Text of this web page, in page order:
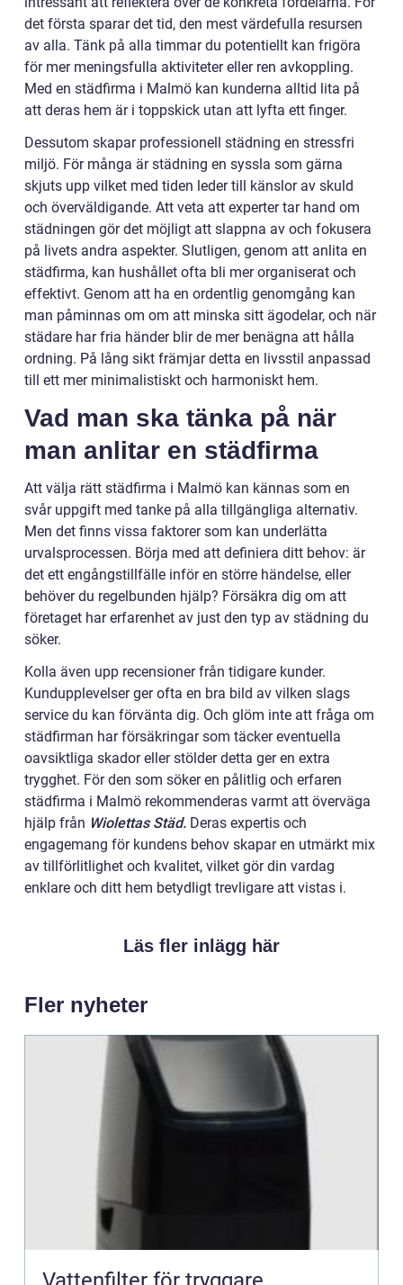
det första sparar det tid, den mest värdefulla resursen
av alla. Tänk på alla timmar du potentiellt kan frigöra
för mer meningsfulla aktiviteter eller ren avkoppling.
Med en städfirma i Malmö kan kunderna alltid lita på
att deras hem är i toppskick utan att lyfta ett finger.
Dessutom skapar professionell städning en stressfri
miljö. För många är städning en syssla som gärna
skjuts upp vilket med tiden leder till känslor av skuld
och överväldigande. Att veta att experter tar hand om
städningen gör det möjligt att slappna av och fokusera
på livets andra aspekter. Slutligen, genom att anlita en
städfirma, kan hushållet ofta bli mer organiserat och
effektivt. Genom att ha en ordentlig genomgång kan
man påminnas om om att minska sitt ägodelar, och när
städare har fria händer blir de mer benägna att hålla
ordning. På lång sikt främjar detta en livsstil anpassad
till ett mer minimalistiskt och harmoniskt hem.
Vad man ska tänka på när
man anlitar en städfirma
Att välja rätt städfirma i Malmö kan kännas som en
svår uppgift med tanke på alla tillgängliga alternativ.
Men det finns vissa faktorer som kan underlätta
urvalsprocessen. Börja med att definiera ditt behov: är
det ett engångstillfälle inför en större händelse, eller
behöver du regelbunden hjälp? Försäkra dig om att
företaget har erfarenhet av just den typ av städning du
söker.
Kolla även upp recensioner från tidigare kunder.
Kundupplevelser ger ofta en bra bild av vilken slags
service du kan förvänta dig. Och glöm inte att fråga om
städfirman har försäkringar som täcker eventuella
oavsiktliga skador eller stölder detta ger en extra
trygghet. För den som söker en pålitlig och erfaren
städfirma i Malmö rekommenderas varmt att överväga
hjälp från Wiolettas Städ. Deras expertis och
engagemang för kundens behov skapar en utmärkt mix
av tillförlitlighet och kvalitet, vilket gör din vardag
enklare och ditt hem betydligt trevligare att vistas i.
Läs fler inlägg här
Fler nyheter